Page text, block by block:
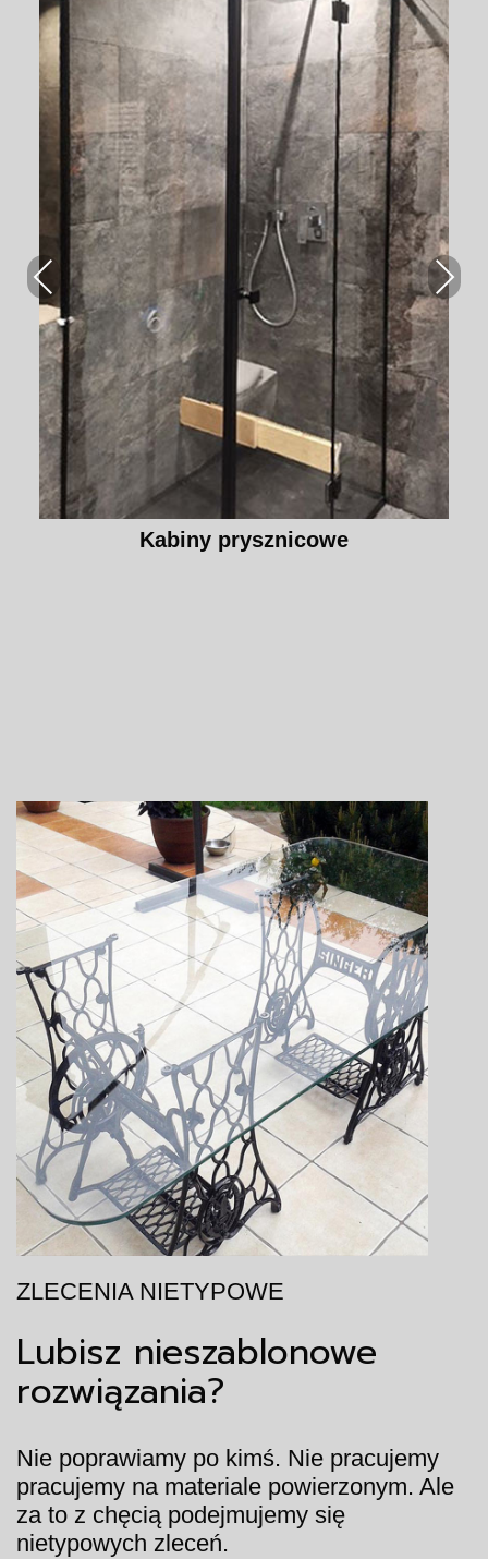
Kabiny prysznicowe
Pre
viou
s
Nex
t
ZLECENIA NIETYPOWE
Lubisz nieszablonowe
rozwiązania?
Nie poprawiamy po kimś. Nie pracujemy
pracujemy na materiale powierzonym. Ale
za to z chęcią podejmujemy się
nietypowych zleceń.